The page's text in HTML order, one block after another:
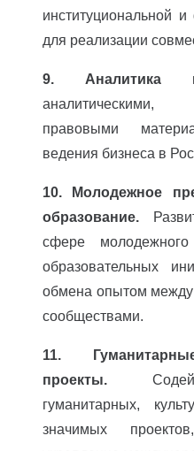
институциональной
для реализации
9. Аналитика
правовыми
ведения бизнеса в
10. Молодежное
образование.
сфере молодежного
образовательных
обмена опытом между
сообществами.
11.
проекты.
гуманитарных,
значимых